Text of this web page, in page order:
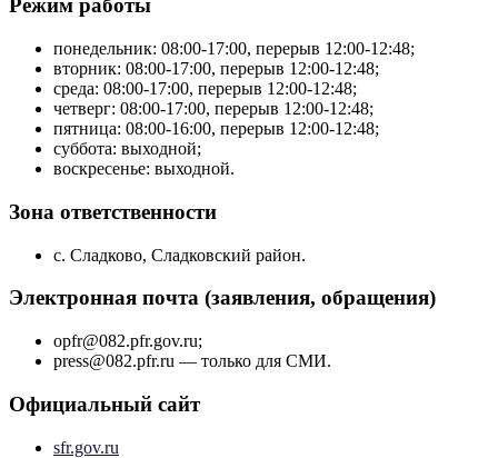
Режим работы
понедельник: 08:00-17:00, перерыв 12:00-12:48;
вторник: 08:00-17:00, перерыв 12:00-12:48;
среда: 08:00-17:00, перерыв 12:00-12:48;
четверг: 08:00-17:00, перерыв 12:00-12:48;
пятница: 08:00-16:00, перерыв 12:00-12:48;
суббота: выходной;
воскресенье: выходной.
Зона ответственности
с. Сладково, Сладковский район.
Электронная почта (заявления, обращения)
opfr@082.pfr.gov.ru;
press@082.pfr.ru — только для СМИ.
Официальный сайт
sfr.gov.ru